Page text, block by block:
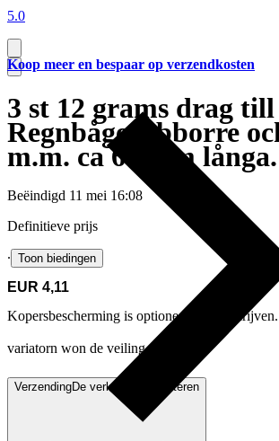
5.0
3 st 12 grams drag till
Regnbåge,Abborre
m.m. ca 60 mm långa.
Beëindigd 11 mei 16:08
Definitieve prijs
∙ Toon biedingen
EUR 4,11
Kopersbescherming is optioneel voor bedrijven.
variatorn won de veiling
VerzendingDe verkoper contacteren
Koop meer en bespaar op verzendkosten